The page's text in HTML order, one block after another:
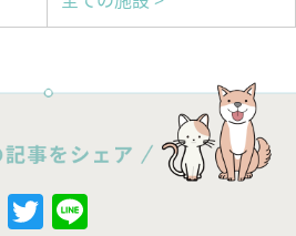
Twitter